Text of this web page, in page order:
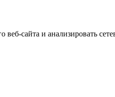
сайта и анализировать